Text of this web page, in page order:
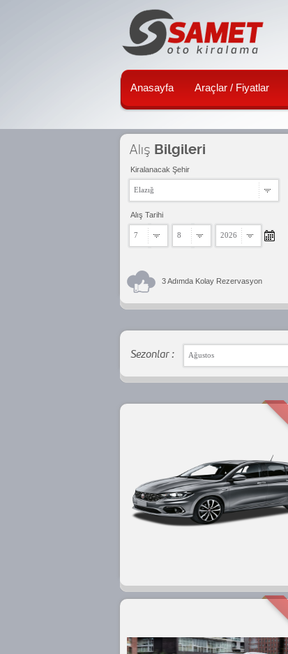
Anasayfa Araçlar / Fiyatlar
Alış Bilgileri
Kiralanacak Şehir
Elazığ
Alış Tarihi
7 8 2026
3 Adımda Kolay Rezervasyon
Sezonlar : Ağustos